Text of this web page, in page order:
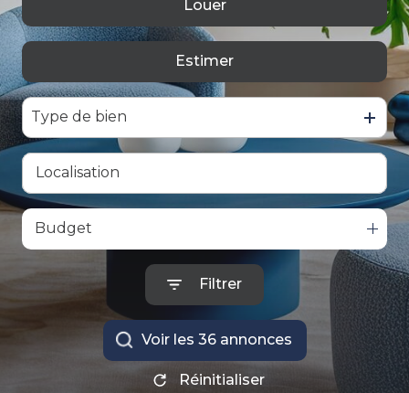
GESTION
Louer
De l'immo pro
Estimer
Type de bien
Budget
Filtrer
Voir les 36annonces
Réinitialiser